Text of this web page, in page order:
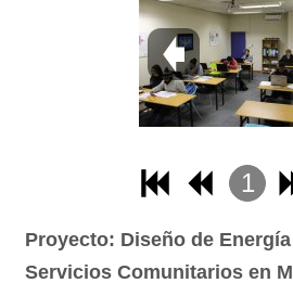
1
3
Proyecto: Diseño de
Servicios Comunitarios en